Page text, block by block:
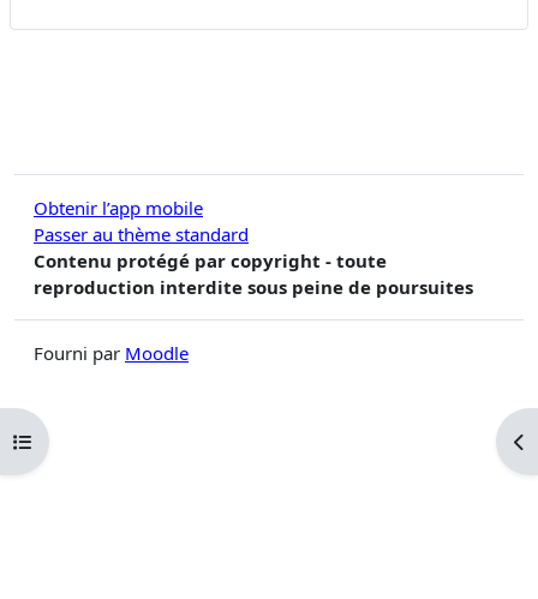
Ouvrir l’index du cours
Obtenir l’app mobile
Passer au thème standard
Contenu protégé par copyright - toute
reproduction interdite sous peine de poursuites
Fourni par Moodle